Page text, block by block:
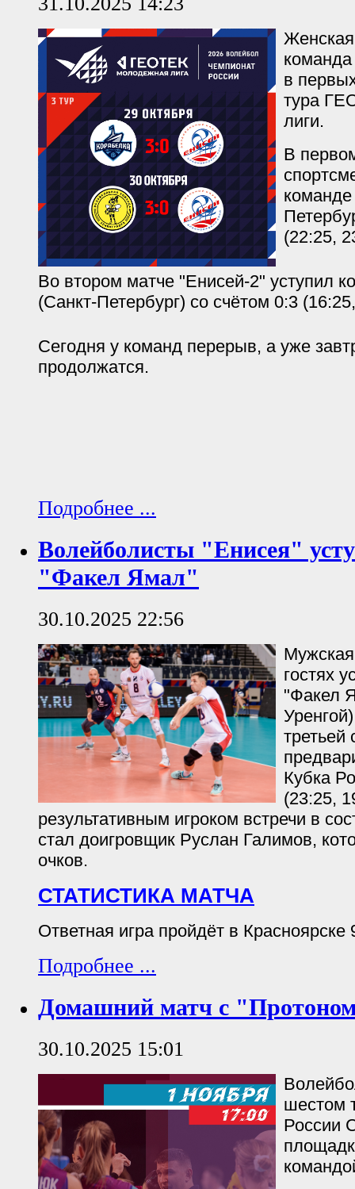
в
тура
лиги.
В
(22:25,
Во втором матче "Енисей-2" уступил
(Санкт-Петербург) со счётом 0:3
Сегодня у команд перерыв, а уже
продолжатся.
Подробнее ...
Волейболисты "Енисея"
"Факел Ямал"
30.10.2025 22:56
гостях
"Факел
третьей
Кубка
(23:25,
результативным игроком встречи в
стал доигровщик Руслан Галимов,
очков.
СТАТИСТИКА МАТЧА
Ответная игра пройдёт в Красноярске
Подробнее ...
Домашний матч с
30.10.2025 15:01
шестом
России